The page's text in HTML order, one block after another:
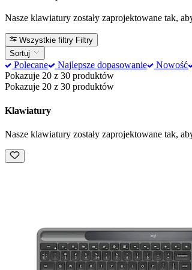
Nasze klawiatury zostały zaprojektowane tak,
Wszystkie filtry Filtry
Sortuj
Polecane Najlepsze dopasowanie Nowość
Pokazuje 20 z 30 produktów
Pokazuje 20 z 30 produktów
Klawiatury
Nasze klawiatury zostały zaprojektowane tak,